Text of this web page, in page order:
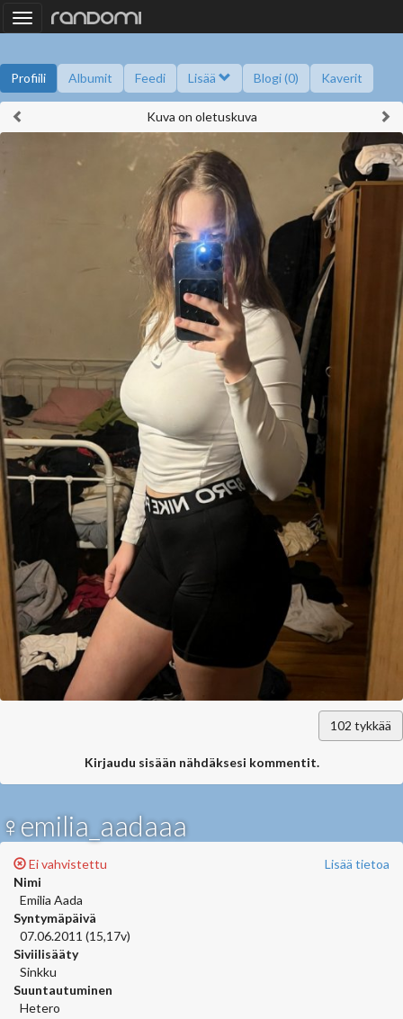
Toggle
navigation
Profiili Albumit Feedi Lisää Blogi (0) Kaverit
Kysy minulta Kaverikirja Gallupit Saavutukset
Kuva on oletuskuva
102 tykkää
Kirjaudu sisään nähdäksesi kommentit.
♀emilia_aadaaa
Lisää tietoa
Ei vahvistettu
Nimi
Emilia Aada
Syntymäpäivä
07.06.2011 (15,17v)
Siviilisääty
Sinkku
Suuntautuminen
Hetero